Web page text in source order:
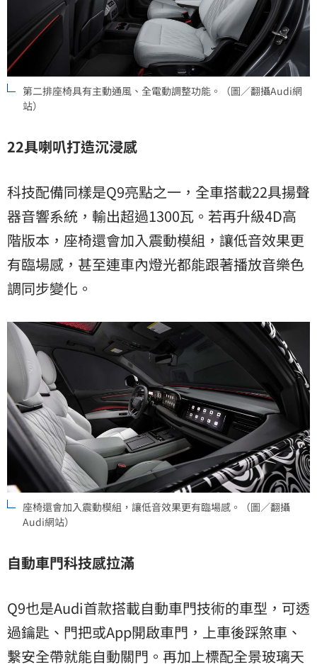
第二排座椅具有主動通風、全電動調整功能。（圖／翻攝Audi網
站）
22具喇叭打造沉浸感
科技配備同樣是Q9亮點之一，全車搭載22具揚聲
器音響系統，輸出超過1300瓦。若再升級4D高
階版本，座椅還會加入震動模組，讓低音效果更
有臨場感，甚至連車內燈光都能跟著播放音樂色
調同步變化。
座椅還會加入震動模組，讓低音效果更有臨場感。（圖／翻攝
Audi網站）
自動車門科技感拉滿
Q9也是Audi首款搭載自動車門技術的車型，可透
過鑰匙、門把或App開啟車門，上車後踩煞車、
繫安全帶就能自動關門。再加上標配全景玻璃天